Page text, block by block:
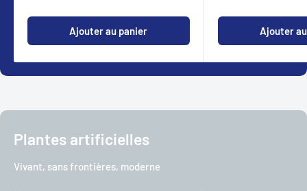
Ajouter au panier Ajouter
Plantes artificielles
Vivant, sans frontières, moderne